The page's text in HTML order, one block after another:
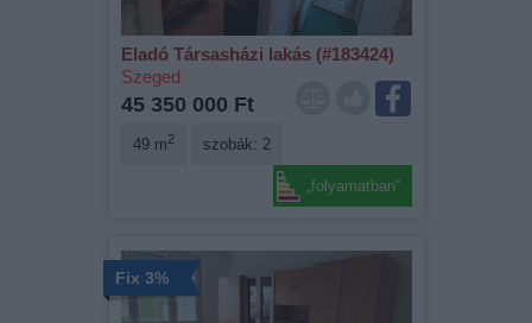
Eladó Társasházi lakás (#183424)
Szeged
45 350 000 Ft
49 m2 szobák: 2
„folyamatban“
Fix 3%